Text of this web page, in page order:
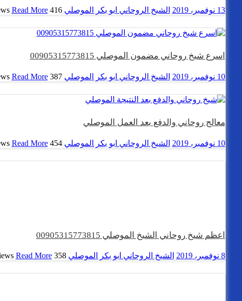
13 نوفمبر، 2019 الشيخ الروحاني ابو بكر الموصلي 416 views
Read More
اسرع شيخ روحاني مضمون الموصلي 00905315773815
10 نوفمبر، 2019 الشيخ الروحاني ابو بكر الموصلي 387 views
Read More
معالج روحاني والدفع بعد العمل الموصلي
10 نوفمبر، 2019 الشيخ الروحاني ابو بكر الموصلي 454 views
Read More
اعظم شيخ روحاني الشيخ الموصلي 00905315773815
8 نوفمبر، 2019 الشيخ الروحاني ابو بكر الموصلي 358 views
Read More